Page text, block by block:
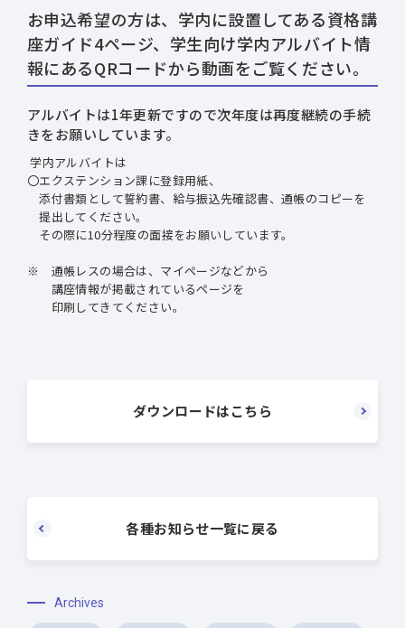
お申込希望の方は、学内に設置してある資格講
座ガイド4ページ、学生向け学内アルバイト情
報にあるQRコードから動画をご覧ください。
アルバイトは1年更新ですので次年度は再度継続の手続
きをお願いしています。
学内アルバイトは
〇エクステンション課に登録用紙、
添付書類として誓約書、給与振込先確認書、通帳のコピーを
提出してください。
その際に10分程度の面接をお願いしています。
※ 通帳レスの場合は、マイページなどから
講座情報が掲載されているページを
印刷してきてください。
ダウンロードはこちら
各種お知らせ一覧に戻る
Archives